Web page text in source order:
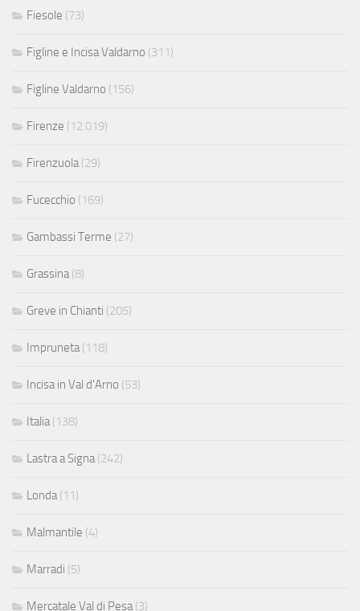
Fiesole (73)
Figline e Incisa Valdarno (311)
Figline Valdarno (156)
Firenze (12.019)
Firenzuola(29)
Fucecchio (169)
Gambassi Terme (27)
Grassina(8)
Greve in Chianti (205)
Impruneta(118)
Incisa in Val d'Arno (53)
Italia(138)
Lastra a Signa(242)
Londa(11)
Malmantile (4)
Marradi (5)
Mercatale Val di Pesa(3)